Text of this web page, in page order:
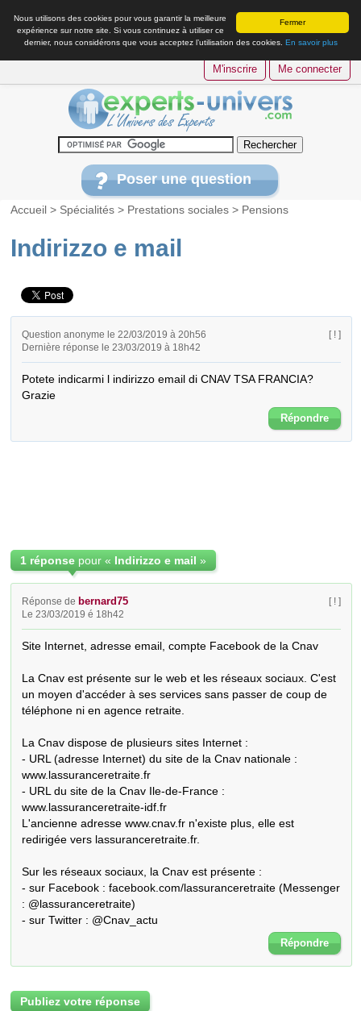
Fermer
Nous utilisons des cookies pour vous garantir la meilleure
expérience sur notre site. Si vous continuez à utiliser ce
dernier, nous considérons que vous acceptez l’utilisation des cookies. En savoir plus
M'inscrire Me connecter
Poser une question
Accueil > Spécialités > Prestations sociales > Pensions
Indirizzo e mail
Question anonyme le 22/03/2019 à 20h56
Dernière réponse le 23/03/2019 à 18h42
[ ! ]
Potete indicarmi l indirizzo email di CNAV TSA FRANCIA?
Grazie
Répondre
1 réponse pour « Indirizzo e mail »
Réponse de bernard75
Le 23/03/2019 é 18h42
[ ! ]
Site Internet, adresse email, compte Facebook de la Cnav
La Cnav est présente sur le web et les réseaux sociaux. C'est
un moyen d'accéder à ses services sans passer de coup de
téléphone ni en agence retraite.
La Cnav dispose de plusieurs sites Internet :
- URL (adresse Internet) du site de la Cnav nationale :
www.lassuranceretraite.fr
- URL du site de la Cnav Ile-de-France :
www.lassuranceretraite-idf.fr
L'ancienne adresse www.cnav.fr n'existe plus, elle est
redirigée vers lassuranceretraite.fr.
Sur les réseaux sociaux, la Cnav est présente :
- sur Facebook : facebook.com/lassuranceretraite (Messenger
: @lassuranceretraite)
- sur Twitter : @Cnav_actu
Répondre
Publiez votre réponse